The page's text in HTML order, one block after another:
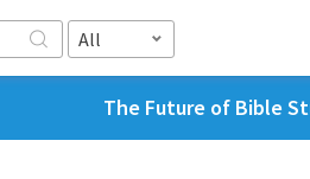
All
The Future of Bible